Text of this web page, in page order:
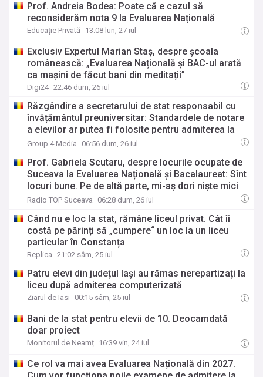
Prof. Andreia Bodea: Poate că e cazul să
reconsiderăm nota 9 la Evaluarea Națională
Educație Privată 13:08 lun, 27 iul
Exclusiv Expertul Marian Staș, despre școala
românească: „Evaluarea Națională și BAC-ul arată
ca mașini de făcut bani din meditații”
Digi24 22:46 dum, 26 iul
Răzgândire a secretarului de stat responsabil cu
învățământul preuniversitar: Standardele de notare
a elevilor ar putea fi folosite pentru admiterea la
liceu alături de Evaluarea Națională, nu în locul ei
Group 4 Media 06:56 dum, 26 iul
Prof. Gabriela Scutaru, despre locurile ocupate de
Suceava la Evaluarea Națională și Bacalaureat: Sînt
locuri bune. Pe de altă parte, mi-aș dori niște mici
schimbări ale acestor examene, care au devenit
Radio TOP Suceava 06:28 dum, 26 iul
Când nu e loc la stat, rămâne liceul privat. Cât îi
costă pe părinți să „cumpere“ un loc la un liceu
particular în Constanța
Replica 21:02 sâm, 25 iul
Patru elevi din județul Iași au rămas nerepartizați la
liceu după admiterea computerizată
Ziarul de Iasi 00:15 sâm, 25 iul
Bani de la stat pentru elevii de 10. Deocamdată
doar proiect
Monitorul de Neamț 16:39 vin, 24 iul
Ce rol va mai avea Evaluarea Națională din 2027.